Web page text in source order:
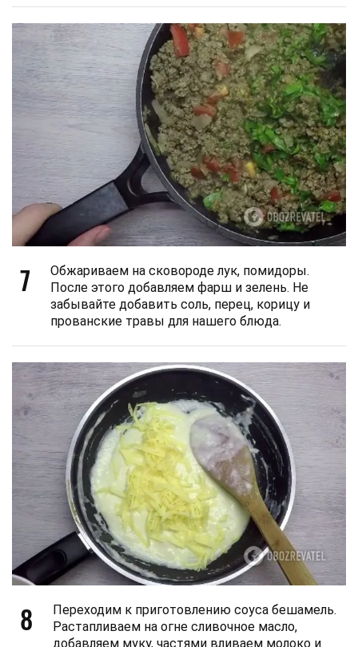
7
Обжариваем на сковороде лук, помидоры.
После этого добавляем фарш и зелень. Не
забывайте добавить соль, перец, корицу и
прованские травы для нашего блюда.
8
Переходим к приготовлению соуса бешамель.
Растапливаем на огне сливочное масло,
добавляем муку, частями вливаем молоко и